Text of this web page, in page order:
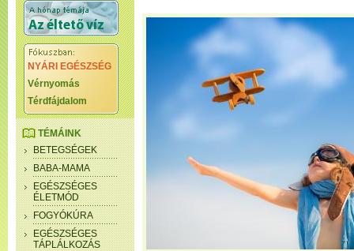
NYÁRI EGÉSZSÉG
Vérnyomás
Térdfájdalom
TÉMÁINK
BETEGSÉGEK
BABA-MAMA
EGÉSZSÉGES
ÉLETMÓD
FOGYÓKÚRA
EGÉSZSÉGES
TÁPLÁLKOZÁS